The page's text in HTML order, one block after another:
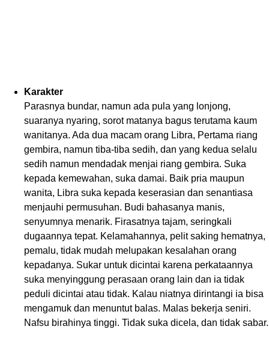
Karakter
Parasnya bundar, namun ada pula yang lonjong,
suaranya nyaring, sorot matanya bagus terutama kaum
wanitanya. Ada dua macam orang Libra, Pertama riang
gembira, namun tiba-tiba sedih, dan yang kedua selalu
sedih namun mendadak menjai riang gembira. Suka
kepada kemewahan, suka damai. Baik pria maupun
wanita, Libra suka kepada keserasian dan senantiasa
menjauhi permusuhan. Budi bahasanya manis,
senyumnya menarik. Firasatnya tajam, seringkali
dugaannya tepat. Kelamahannya, pelit saking hematnya,
pemalu, tidak mudah melupakan kesalahan orang
kepadanya. Sukar untuk dicintai karena perkataannya
suka menyinggung perasaan orang lain dan ia tidak
peduli dicintai atau tidak. Kalau niatnya dirintangi ia bisa
mengamuk dan menuntut balas. Malas bekerja seniri.
Nafsu birahinya tinggi. Tidak suka dicela, dan tidak sabar.